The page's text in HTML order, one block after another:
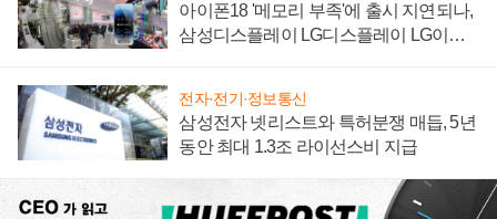
아이폰18 '메모리 부족'에 출시 지연되나,
삼성디스플레이 LG디스플레이 LG이노
전자·전기·정보통신
삼성전자 넷리스트와 특허분쟁 매듭, 5년
동안 최대 1.3조 라이선스비 지급